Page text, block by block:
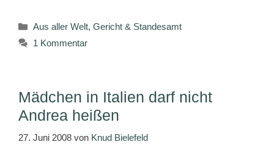
Kategorien
Aus aller Welt, Gericht & Standesamt
1 Kommentar
Mädchen in Italien darf nicht
Andrea heißen
27. Juni 2008 von Knud Bielefeld